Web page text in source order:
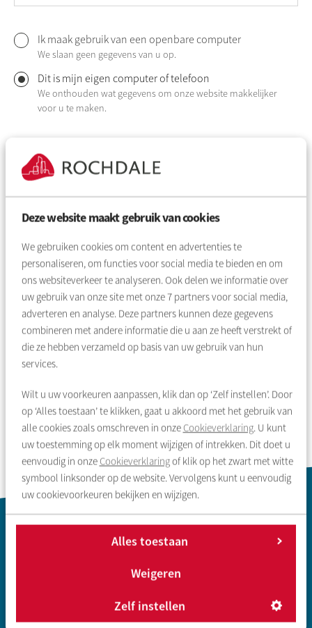
Deze website maakt gebruik van cookies
We gebruiken cookies om content en advertenties te
personaliseren, om functies voor social media te bieden en om
ons websiteverkeer te analyseren. Ook delen we informatie over
uw gebruik van onze site met onze7 partners voor social media,
adverteren en analyse. Deze partners kunnen deze gegevens
combineren met andere informatie die u aan ze heeft verstrekt of
die ze hebben verzameld op basis van uw gebruik van hun
services.
Wilt u uw voorkeuren aanpassen, klik dan op ‘Zelf instellen’. Door
op ‘Alles toestaan’ te klikken, gaat u akkoord met het gebruik van
alle cookies zoals omschreven in onze Cookieverklaring. U kunt
uw toestemming op elk moment wijzigen of intrekken. Dit doet u
eenvoudig in onze Cookieverklaringof klik op het zwart met witte
symbool linksonder op de website. Vervolgens kunt u eenvoudig
uw cookievoorkeuren bekijken en wijzigen.
Alles toestaan
Weigeren
Zelf instellen
Log hier in op Mijn Rochdale
Ik maak gebruik van een openbare computer
We slaan geen gegevens van u op.
Dit is mijn eigen computer of telefoon
We onthouden wat gegevens om onze website makkelijker
voor u te maken.
Nog geen account?
Maak een account aan en regel al uw huurzaken
eenvoudig online.
Account aanmaken
Contactinformatie